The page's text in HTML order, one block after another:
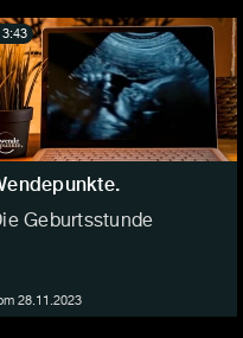
Geburtsstunde
28.11.2023